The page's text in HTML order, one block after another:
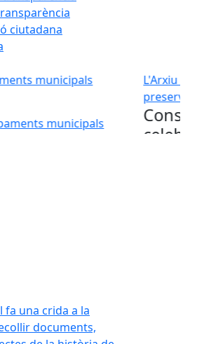
ciutadana
L'Arxiu Municipal de Lliçà
preservant la memòria del
Consulteu el
celebració